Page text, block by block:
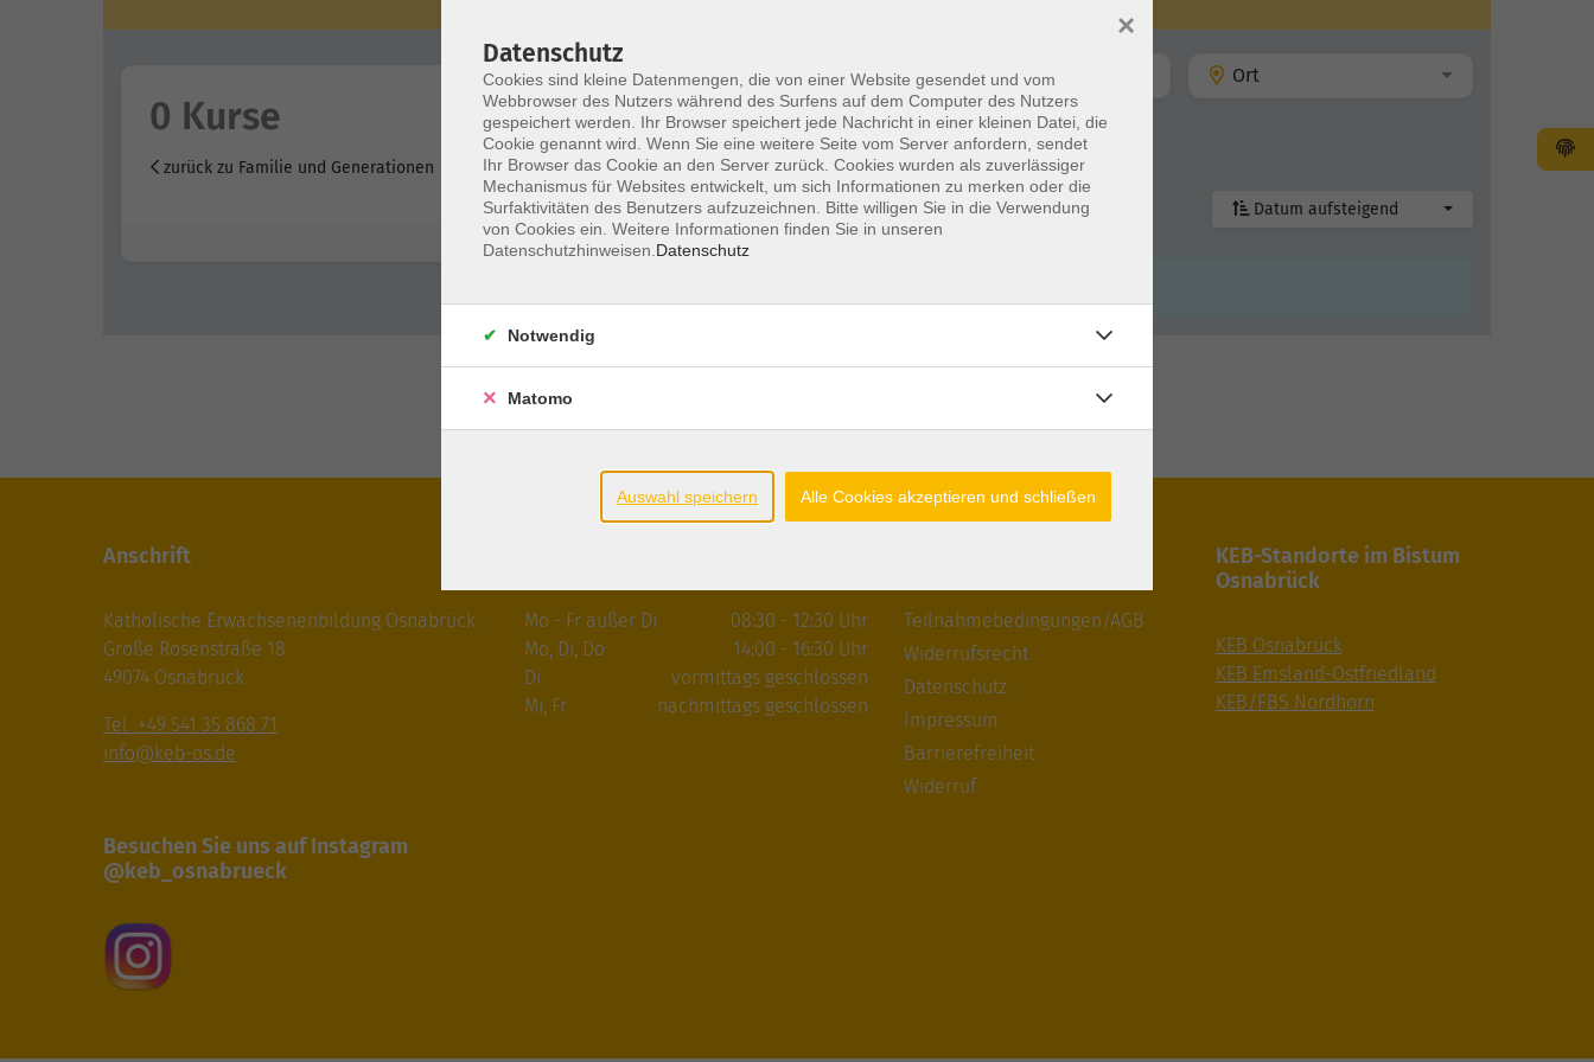
0 Kurse
zurück zu Familie und Generationen
Wochentage Tageszeit Ort
Dozent
nur buchbare nur beginnende Datum aufsteigend
Anschrift
Katholische Erwachsenenbildung Osnabrück
Große Rosenstraße 18
49074 Osnabrück
Tel +49 541 35 868 71
info@keb-os.de
Besuchen Sie uns auf Instagram
@keb_osnabrueck
Mo - Fr außer Di
Mo, Di, Do
Di
Mi, Fr
08:30 - 12:30 Uhr
14:00 - 16:30 Uhr
vormittags geschlossen
nachmittags geschlossen
Teilnahmebedingungen/AGB
Widerrufsrecht
Datenschutz
Impressum
Barrierefreiheit
Widerruf
KEB-Standorte im Bistum
Osnabrück
KEB Osnabrück
KEB Emsland-Ostfriedland
KEB/FBS Nordhorn
Datenschutz
Cookies sind kleine Datenmengen, die von einer Website gesendet und vom
Webbrowser des Nutzers während des Surfens auf dem Computer des Nutzers
gespeichert werden. Ihr Browser speichert jede Nachricht in einer kleinen Datei, die
Cookie genannt wird. Wenn Sie eine weitere Seite vom Server anfordern, sendet
Ihr Browser das Cookie an den Server zurück. Cookies wurden als zuverlässiger
Mechanismus für Websites entwickelt, um sich Informationen zu merken oder die
Surfaktivitäten des Benutzers aufzuzeichnen. Bitte willigen Sie in die Verwendung
von Cookies ein. Weitere Informationen finden Sie in unseren
Datenschutzhinweisen. Datenschutz
×
Notwendig
Matomo
Auswahl speichern Alle Cookies akzeptieren und schließen